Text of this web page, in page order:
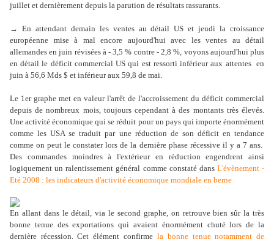
juillet et dernièrement depuis la parution de résultats rassurants.
→ En attendant demain les ventes au détail US et jeudi la croissance
européenne mise à mal encore aujourd'hui avec les ventes au détail
allemandes en juin révisées à - 3,5 % contre - 2,8 %, voyons aujourd'hui plus
en détail le déficit commercial US qui est ressorti inférieur aux attentes en
juin à 56,6 Mds $ et inférieur aux 59,8 de mai.
Le 1er graphe met en valeur l'arrêt de l'accroissement du déficit commercial
depuis de nombreux mois, toujours cependant à des montants très élevés.
Une activité économique qui se réduit pour un pays qui importe énormément
comme les USA se traduit par une réduction de son déficit en tendance
comme on peut le constater lors de la dernière phase récessive il y a 7 ans.
Des commandes moindres à l'extérieur en réduction engendrent ainsi
logiquement un ralentissement général comme constaté dans L'évènement -
Eté 2008 : les indicateurs d'activité économique mondiale en berne
En allant dans le détail, via le second graphe, on retrouve bien sûr la très
bonne tenue des exportations qui avaient énormément chuté lors de la
dernière récession. Cet élément confirme la bonne tenue notamment de